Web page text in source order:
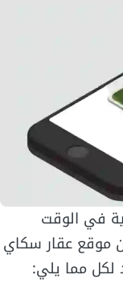
في الوقت
موقع عقار سكاي
لكل مما يلي: